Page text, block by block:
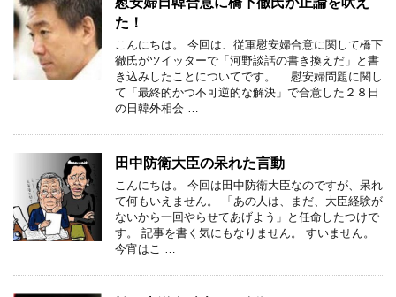
た！
こんにちは。 今回は、従軍慰安婦合意に関して橋下
徹氏がツイッターで「河野談話の書き換えだ」と書
き込みしたことについてです。 慰安婦問題に関し
て「最終的かつ不可逆的な解決」で合意した２８日
の日韓外相会 …
田中防衛大臣の呆れた言動
こんにちは。 今回は田中防衛大臣なのですが、呆れ
て何もいえません。 「あの人は、まだ、大臣経験が
ないから一回やらせてあげよう」と任命したつけで
す。 記事を書く気にもなりません。 すいません。
今宵はこ …